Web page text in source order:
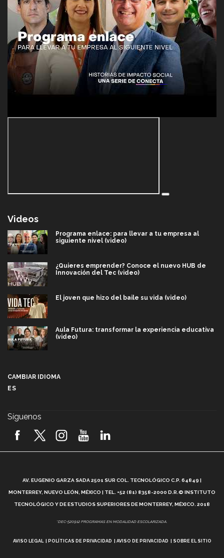
Videos
Programa enlace: para llevar a tu empresa al
siguiente nivel (video)
¿Quieres emprender? Conoce el nuevo HUB de
Innovación del Tec (video)
El joven que hizo del baile su vida (video)
Aula Futura: transformar la experiencia educativa
(video)
2026! (video)
¿Cómo es el Modelo Educativo Tec? (video)
Vida Tec: Feminismo e Inteligencia Artificial, Paola
CAMBIAR IDIOMA
ES
Síguenos
AV. EUGENIO GARZA SADA 2501 SUR COL. TECNOLÓGICO C.P. 64849 |
MONTERREY, NUEVO LEÓN, MÉXICO | TEL. +52 (81) 8358-2000 D.R.© INSTITUTO
TECNOLÓGICO Y DE ESTUDIOS SUPERIORES DE MONTERREY, MÉXICO. 2018
*DEC-520912 PROGRAMAS EN MODALIDAD ESCOLARIZADA.
AVISO LEGAL POLÍTICAS DE PRIVACIDAD AVISO DE PRIVACIDAD SOBRE EL SITIO